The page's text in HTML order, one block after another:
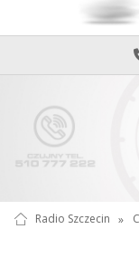
Radio Szczecin »